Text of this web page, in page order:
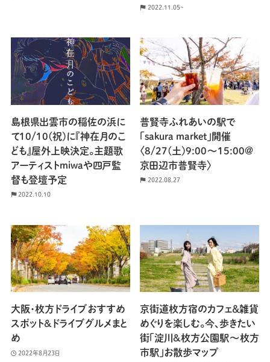
2022.11.05~
島根県出雲市の稲佐の浜に
て10/10(祝)に『神在月のこ
ども』屋外上映決定。主題歌
アーティストmiwaや四戸監
督も登壇予定
2022.10.10
普賢寺ふれあいの駅で
「sakura market」開催
〈8/27(土)9:00〜15:00@
京田辺市普賢寺〉
2022.08.27
大阪・枚方ドライブおすすめ
スポット&ドライブグルメまと
め
2022年8月23日
京街道枚方宿のカフェ＆雑貨
めぐりを楽しむ。今、歩きたい
街「淀川&枚方公園駅〜枚方
市駅」お散歩マップ